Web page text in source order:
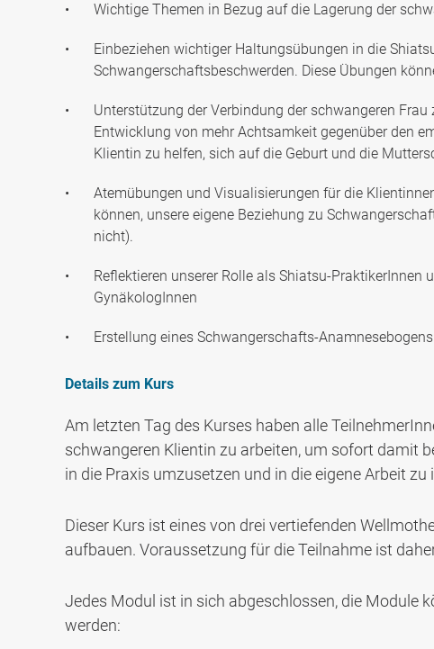
Wichtige Themen in Bezug auf die Lagerung der
Einbeziehen wichtiger Haltungsübungen in die
Schwangerschaftsbeschwerden. Diese Übungen
Unterstützung der Verbindung der schwangeren
Entwicklung von mehr Achtsamkeit gegenüber den
Klientin zu helfen, sich auf die Geburt und die
Atemübungen und Visualisierungen für die
können, unsere eigene Beziehung zu
nicht).
Reflektieren unserer Rolle als Shiatsu-PraktikerInnen
GynäkologInnen
Erstellung eines Schwangerschafts-Anamnesebogens
Details zum Kurs
Am letzten Tag des Kurses haben alle
schwangeren Klientin zu arbeiten, um sofort damit
in die Praxis umzusetzen und in die eigene Arbeit zu
Dieser Kurs ist eines von drei vertiefenden
aufbauen. Voraussetzung für die Teilnahme ist
Jedes Modul ist in sich abgeschlossen, die Module
werden: